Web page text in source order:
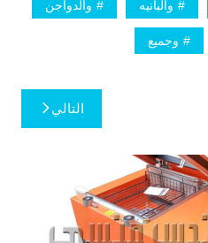
والبانيه والدواجن
وجميع
التالي